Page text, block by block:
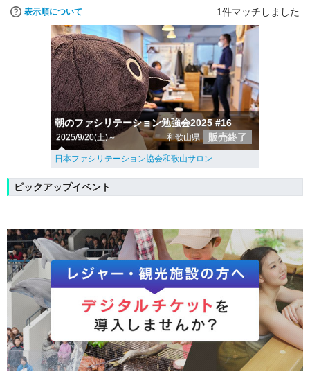
表示順について 1件マッチしました
朝のファシリテーション勉強会2025 #16
2025/9/20(土)～ 和歌山県 販売終了
日本ファシリテーション協会和歌山サロン
ピックアップイベント